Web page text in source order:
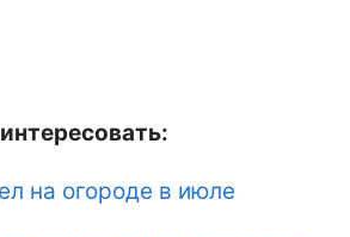
на огороде в июле